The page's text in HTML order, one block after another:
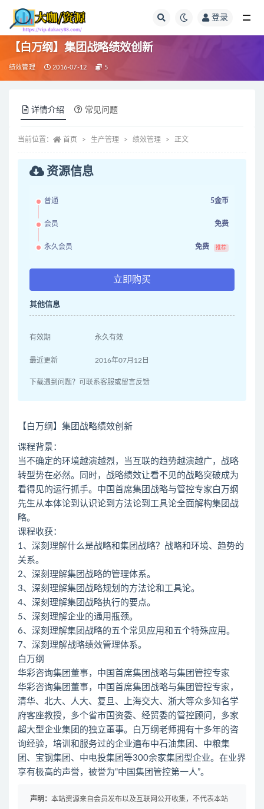
登录
【白万纲】集团战略绩效创新
绩效管理 2016-07-12 5
详情介绍 常见问题
当前位置： 首页 生产管理 绩效管理 正文
资源信息
普通 5金币
会员 免费
永久会员 免费 推荐
立即购买
其他信息
有效期 永久有效
最近更新 2016年07月12日
下载遇到问题？可联系客服或留言反馈
【白万纲】集团战略绩效创新
课程背景：
当不确定的环境越演越烈，当互联的趋势越演越广，战略
转型势在必然。同时，战略绩效让看不见的战略突破成为
看得见的运行抓手。中国首席集团战略与管控专家白万纲
先生从本体论到认识论到方法论到工具论全面解构集团战
略。
课程收获：
1、深刻理解什么是战略和集团战略？战略和环境、趋势的
关系。
2、深刻理解集团战略的管理体系。
3、深刻理解集团战略规划的方法论和工具论。
4、深刻理解集团战略执行的要点。
5、深刻理解企业的通用瓶颈。
6、深刻理解集团战略的五个常见应用和五个特殊应用。
7、深刻理解战略绩效管理体系。
白万纲
华彩咨询集团董事，中国首席集团战略与集团管控专家
华彩咨询集团董事，中国首席集团战略与集团管控专家，
清华、北大、人大、复旦、上海交大、浙大等众多知名学
府客座教授，多个省市国资委、经贸委的管控顾问，多家
超大型企业集团的独立董事。白万纲老师拥有十多年的咨
询经验，培训和服务过的企业遍布中石油集团、中粮集
团、宝钢集团、中电投集团等300余家集团型企业。在业界
享有极高的声誉，被誉为“中国集团管控第一人”。
声明： 本站资源来自会员发布以及互联网公开收集，不代表本站
全部